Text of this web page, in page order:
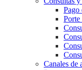
Pago
Porte
Canales de